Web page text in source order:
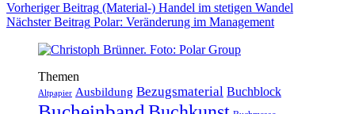
VorherigerBeitrag (Material-) Handel im stetigen Wandel
NächsterBeitrag Polar: Veränderung im Management
Themen
Altpapier Ausbildung Bezugsmaterial Buchblock